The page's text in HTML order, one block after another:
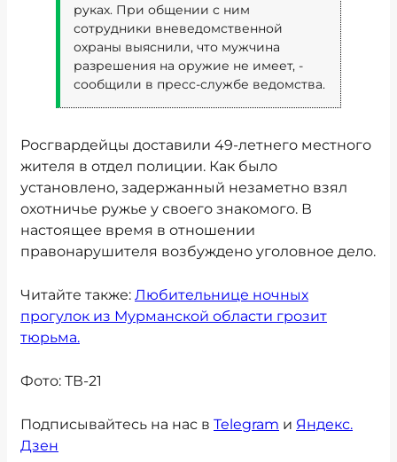
руках. При общении с ним
сотрудники вневедомственной
охраны выяснили, что мужчина
разрешения на оружие не имеет, -
сообщили в пресс-службе ведомства.
Росгвардейцы доставили 49-летнего местного
жителя в отдел полиции. Как было
установлено, задержанный незаметно взял
охотничье ружье у своего знакомого. В
настоящее время в отношении
правонарушителя возбуждено уголовное дело.
Читайте также: Любительнице ночных
прогулок из Мурманской области грозит
тюрьма.
Фото: ТВ-21
Подписывайтесь на нас в Telegram и Яндекс.
Дзен